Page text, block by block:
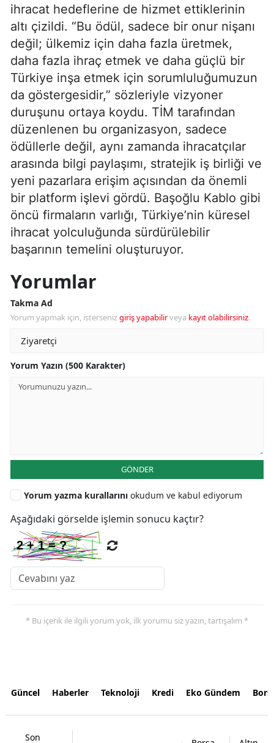
ihracat hedeflerine de hizmet ettiklerinin
altı çizildi. “Bu ödül, sadece bir onur nişanı
değil; ülkemiz için daha fazla üretmek,
daha fazla ihraç etmek ve daha güçlü bir
Türkiye inşa etmek için sorumluluğumuzun
da göstergesidir,” sözleriyle vizyoner
duruşunu ortaya koydu. TİM tarafından
düzenlenen bu organizasyon, sadece
ödüllerle değil, aynı zamanda ihracatçılar
arasında bilgi paylaşımı, stratejik iş birliği ve
yeni pazarlara erişim açısından da önemli
bir platform işlevi gördü. Başoğlu Kablo gibi
öncü firmaların varlığı, Türkiye’nin küresel
ihracat yolculuğunda sürdürülebilir
başarının temelini oluşturuyor.
Yorumlar
Takma Ad
Yorum yapmak için, istersenizgiriş yapabilirveya kayıt olabilirsiniz.
Yorum Yazın (500 Karakter)
GÖNDER
Yorum yazma kurallarını okudum ve kabul ediyorum
Aşağıdaki görselde işlemin sonucu kaçtır?
* Bu içerik ile ilgili yorum yok, ilk yorumu siz yazın, tartışalım *
Güncel Haberler Teknoloji Kredi Eko Gündem
Son